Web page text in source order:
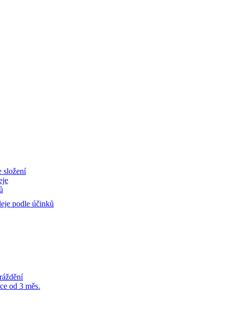
složení
podle účinků
od 3 měs.